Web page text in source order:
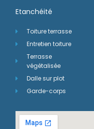
Etanchéité
Toiture terrasse
Entretien toiture
Terrasse
végétalisée
Dalle sur plot
Garde-corps